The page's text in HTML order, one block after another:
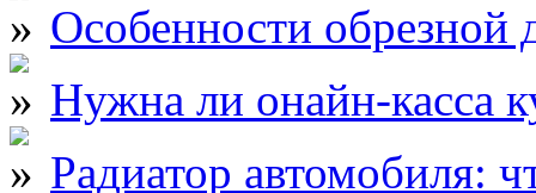
Особенности обрезной
Нужна ли онайн-касса
Радиатор автомобиля: